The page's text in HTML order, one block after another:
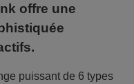
offre une
puissant de 6 types